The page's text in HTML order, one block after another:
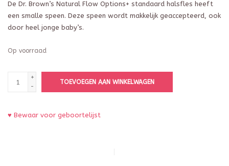
De Dr. Brown’s Natural Flow Options+ standaard halsfles heeft
een smalle speen. Deze speen wordt makkelijk geaccepteerd, ook
door heel jonge baby’s.
Op voorraad
+
-
TOEVOEGEN AAN WINKELWAGEN
♥ Bewaar voor geboortelijst